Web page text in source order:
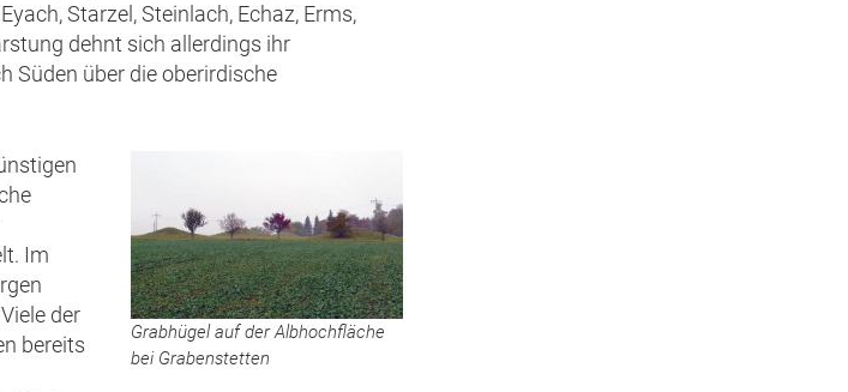
Starzel, Steinlach, Echaz, Erms,
dehnt sich allerdings ihr
Süden über die oberirdische
Grabhügel auf der Albhochfläche
bei Grabenstetten
Im
der
bereits